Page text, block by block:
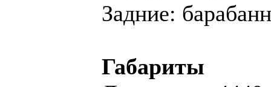
Задние:
Габариты